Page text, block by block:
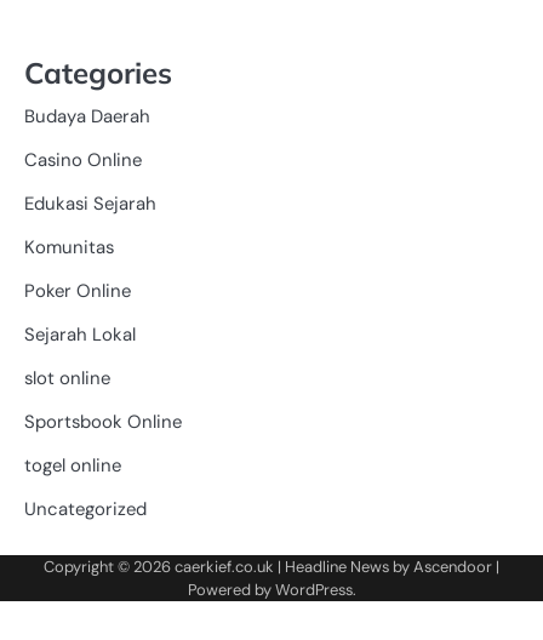
Categories
Budaya Daerah
Casino Online
Edukasi Sejarah
Komunitas
Poker Online
Sejarah Lokal
slot online
Sportsbook Online
togel online
Uncategorized
Copyright © 2026caerkief.co.uk | Headline News byAscendoor |
Powered byWordPress.